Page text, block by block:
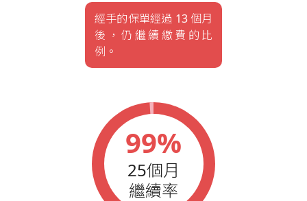
經手的保單經過 13 個月
後，仍繼續繳費的比
例。
99%
25個月
繼續率